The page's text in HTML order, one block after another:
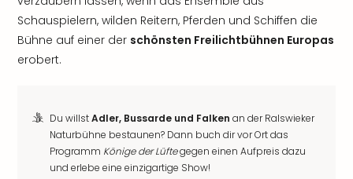
Schauspielern, wilden Reitern, Pferden und Schiffen die
Bühne auf einer der schönsten Freilichtbühnen Europas
erobert.
Du willstAdler, Bussarde und Falken an der Ralswieker
Naturbühne bestaunen? Dann buch dir vor Ort das
Programm Könige der Lüftegegen einen Aufpreis dazu
und erlebe eine einzigartige Show!